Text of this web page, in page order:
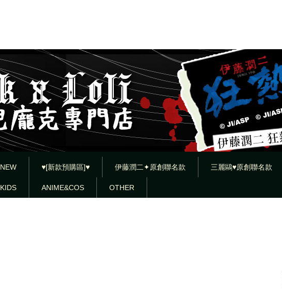
NEW ♥[新款預購區]♥ 伊藤潤二✦原創聯名款 三麗鷗♥原創聯名款
KIDS ANIME&COS OTHER